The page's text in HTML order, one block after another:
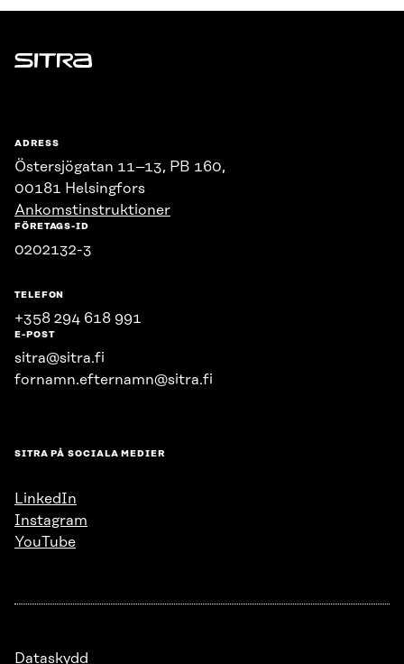
Sitra
ADRESS
Östersjögatan 11–13, PB 160,
00181 Helsingfors
Ankomstinstruktioner
FÖRETAGS-ID
0202132-3
TELEFON
+358 294 618 991
E-POST
sitra@sitra.fi
fornamn.efternamn@sitra.fi
SITRA PÅ SOCIALA MEDIER
LinkedIn
Instagram
YouTube
Dataskydd